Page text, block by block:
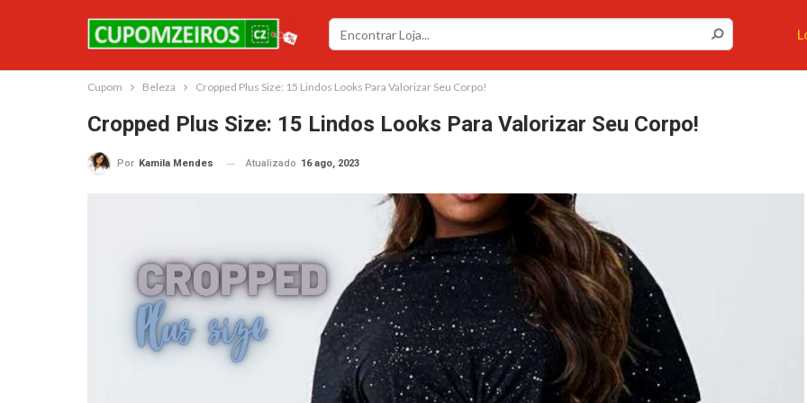
Cupom Beleza Cropped Plus Size: 15 Lindos Looks Para Valorizar Seu Corpo!
Cropped Plus Size: 15 Lindos Looks Para Valorizar Seu Corpo!
Por Kamila Mendes Atualizado 16 ago, 2023